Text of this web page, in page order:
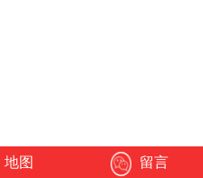
地图 留言